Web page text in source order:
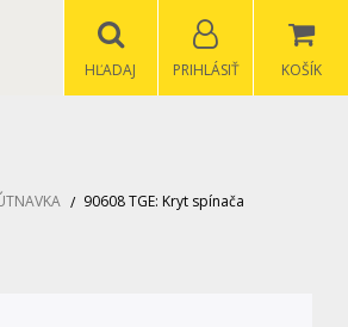
KOŠÍK
PRIHLÁSIŤ
HĽADAJ
90608 TGE: Kryt spínača